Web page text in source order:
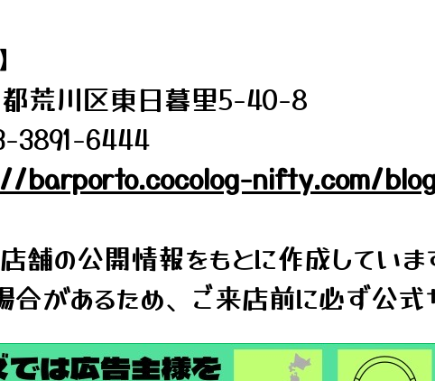
荒川区東日暮里5-40-8
3891-6444
barporto.cocolog-nifty.com/
舗の公開情報をもとに作成してい
合があるため、ご来店前に必ず公式